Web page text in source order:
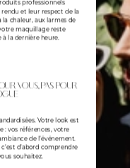
professionnels
et leur respect de la
la chaleur, aux larmes de
maquillage reste
la dernière heure.
vous, pas pour
Votre look est
: vos références, votre
de l’événement.
d’abord comprendre
souhaitez.